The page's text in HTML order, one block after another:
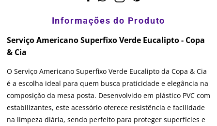
Serviço Americano Superfixo Verde Eucalipto - Copa
& Cia
O Serviço Americano Superfixo Verde Eucalipto da Copa & Cia
é a escolha ideal para quem busca praticidade e elegância na
composição da mesa posta. Desenvolvido em plástico PVC com
estabilizantes, este acessório oferece resistência e facilidade
na limpeza diária, sendo perfeito para proteger superfícies e